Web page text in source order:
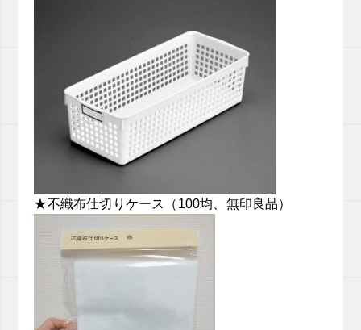
★不織布仕切りケース（100均、無印良品）